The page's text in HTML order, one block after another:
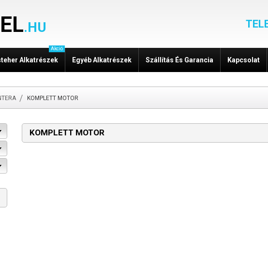
.HU
Alkatrészek
Akció
Egyéb Alkatrészek Szállítás És Garancia Kapcsolat
KOMPLETT MOTOR
KOMPLETT MOTOR